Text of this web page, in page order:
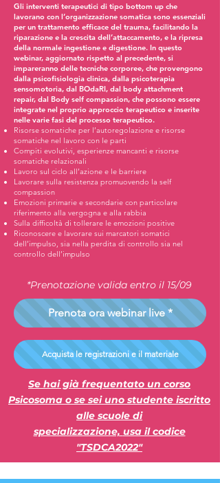
Gli interventi terapeutici di tipo bottom up che
lavorano con l’organizzazione somatica sono essenziali
per un trattamento efficace del trauma, facilitando la
riparazione e la crescita dell’attaccamento, e la ripresa
della normale ingestione e digestione. In questo
webinar, aggiornato rispetto al precedente, si
impareranno delle tecniche corporee, che provengono
dalla psicofisiologia clinica, dalla psicoterapia
sensomotoria, dal BOdaRI, dal body attachment
repair, dal Body self compassion, che possono essere
integrate nel proprio approccio terapeutico e inserite
nelle varie fasi del processo terapeutico.
Risorse somatiche per l’autoregolazione e risorse
somatiche nel lavoro con le parti
Compiti evolutivi, esperienze mancanti e risorse
somatiche relazionali
Lavoro sul ciclo all’azione e le barriere
Lavorare sulla resistenza promuovendo la self
compassion
Emozioni primarie e secondarie con particolare
riferimento alla vergogna e alla rabbia
Sulla difficoltà di tollerare le emozioni positive
Riconoscere e lavorare sui marcatori somatici
dell’impulso, sia nella perdita di controllo sia nel
controllo dell’impulso
*Prenotazione valida entro il 15/09
Prenota ora webinar live *
Acquista le registrazioni e il materiale
Se hai già frequentato un corso
Psicosoma o se sei uno studente iscritto
alle scuole di
specializzazione, usa il codice
"TSDCA2022"